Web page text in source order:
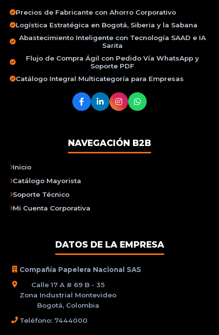
Precios de Fabricante con Ahorro Corporativo
Logística Estratégica en Bogotá, Siberia y la Sabana
Abastecimiento Inteligente con Tecnología SAAD e IA
Sarita
Flujo de Compra Ágil con Pedido Vía WhatsApp y
Soporte PDF
Catálogo Integral Multicategoría para Empresas
NAVEGACIÓN B2B
Inicio
Catálogo Mayorista
Soporte Técnico
Mi Cuenta Corporativa
DATOS DE LA EMPRESA
Compañía Papelera Nacional SAS
Calle 17 A # 69 B - 35
Zona Industrial Montevideo
Bogotá, Colombia
Teléfono: 7444000